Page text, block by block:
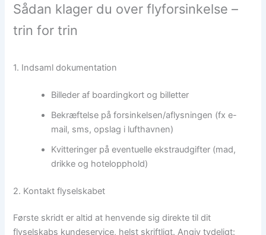
Sådan klager du over flyforsinkelse –
trin for trin
1. Indsaml dokumentation
Billeder af boardingkort og billetter
Bekræftelse på forsinkelsen/aflysningen (fx e-
mail, sms, opslag i lufthavnen)
Kvitteringer på eventuelle ekstraudgifter (mad,
drikke og hotelopphold)
2. Kontakt flyselskabet
Første skridt er altid at henvende sig direkte til dit
flyselskabs kundeservice, helst skriftligt. Angiv tydeligt: